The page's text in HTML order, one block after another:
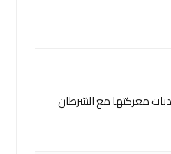
معركتها مع السّرطان